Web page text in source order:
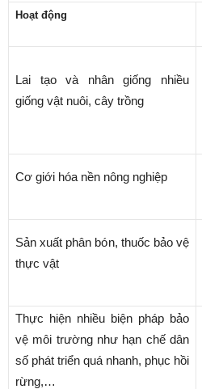
Hoạt động
Lai tạo và nhân giống nhiều
giống vật nuôi, cây trồng
Cơ giới hóa nền nông nghiệp
Sản xuất phân bón, thuốc bảo vệ
thực vật
Thực hiện nhiều biện pháp bảo
vệ môi trường như hạn chế dân
số phát triển quá nhanh, phục hồi
rừng,…